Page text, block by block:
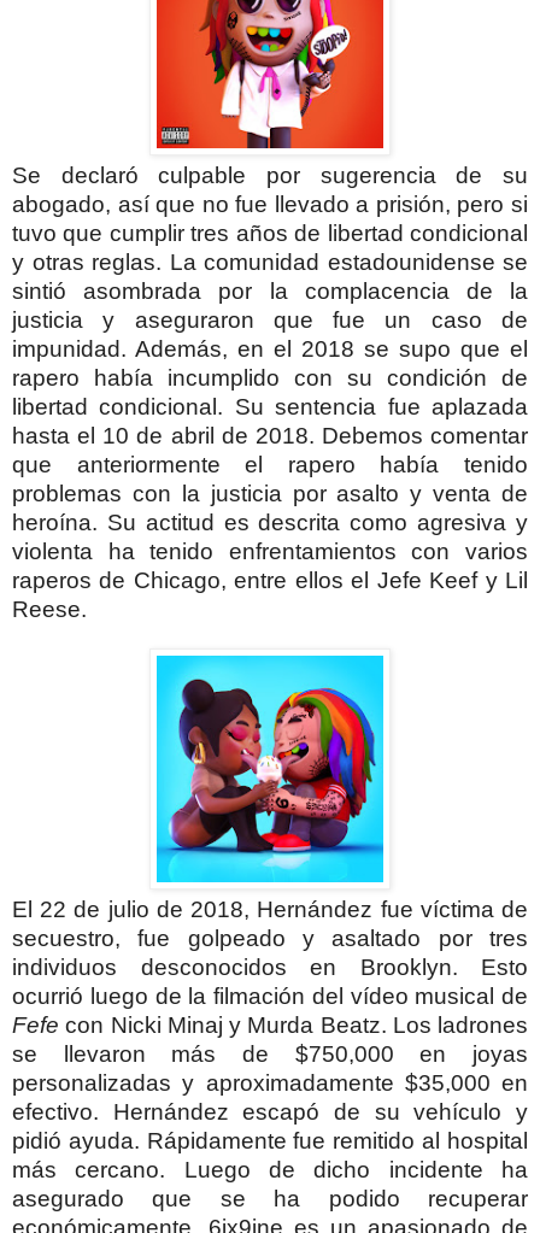
Se declaró culpable por sugerencia de su
abogado, así que no fue llevado a prisión, pero si
tuvo que cumplir tres años de libertad condicional
y otras reglas. La comunidad estadounidense se
sintió asombrada por la complacencia de la
justicia y aseguraron que fue un caso de
impunidad. Además, en el 2018 se supo que el
rapero había incumplido con su condición de
libertad condicional. Su sentencia fue aplazada
hasta el 10 de abril de 2018. Debemos comentar
que anteriormente el rapero había tenido
problemas con la justicia por asalto y venta de
heroína. Su actitud es descrita como agresiva y
violenta ha tenido enfrentamientos con varios
raperos de Chicago, entre ellos el Jefe Keef y Lil
Reese.
El 22 de julio de 2018, Hernández fue víctima de
secuestro, fue golpeado y asaltado por tres
individuos desconocidos en Brooklyn. Esto
ocurrió luego de la filmación del vídeo musical de
Fefe con Nicki Minaj y Murda Beatz. Los ladrones
se llevaron más de $750,000 en joyas
personalizadas y aproximadamente $35,000 en
efectivo. Hernández escapó de su vehículo y
pidió ayuda. Rápidamente fue remitido al hospital
más cercano. Luego de dicho incidente ha
asegurado que se ha podido recuperar
económicamente. 6ix9ine es un apasionado de